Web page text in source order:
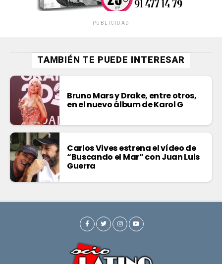
PUBLICIDAD
TAMBIÉN TE PUEDE INTERESAR
Bruno Mars y Drake, entre otros,
en el nuevo álbum de Karol G
Carlos Vives estrena el vídeo de
“Buscando el Mar” con Juan Luis
Guerra